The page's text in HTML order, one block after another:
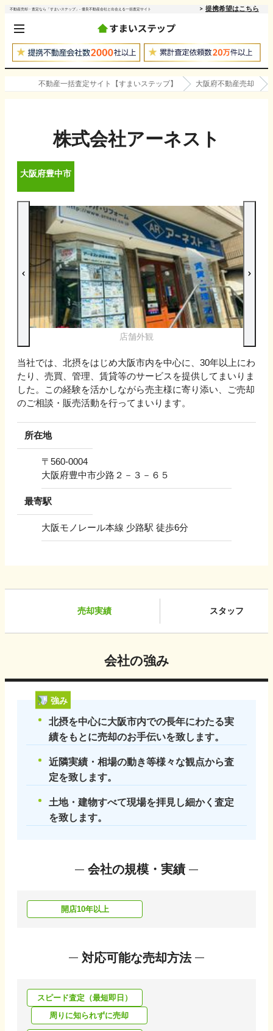
不動産売却・査定なら「すまいステップ」- 優良不動産会社と出会える一括査定サイト 提携希望はこちら
不動産一括査定サイト【すまいステップ】 大阪府不動産売却
株式会社アーネスト
大阪府豊中市
店舗外観
当社では、北摂をはじめ大阪市内を中心に、30年以上にわ
たり、売買、管理、賃貸等のサービスを提供してまいりま
した。この経験を活かしながら売主様に寄り添い、ご売却
のご相談・販売活動を行ってまいります。
所在地
〒 560-0004
大阪府豊中市少路２－３－６５
最寄駅
大阪モノレール本線 少路駅 徒歩6分
売却実績 スタッフ
会社の強み
強み
北摂を中心に大阪市内での長年にわたる実
績をもとに売却のお手伝いを致します。
近隣実績・相場の動き等様々な観点から査
定を致します。
土地・建物すべて現場を拝見し細かく査定
を致します。
会社の規模・実績
開店10年以上
対応可能な売却方法
スピード査定（最短即日）
周りに知られずに売却